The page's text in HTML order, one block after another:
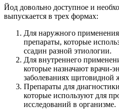
Йод довольно доступное и
выпускается в трех формах:
Для наружного
препараты, которые
ссадин разной этиологии.
Для внутреннего
которые назначают врачи-
заболеваниях щитовидной
Препараты для
которые используют для
исследований в организме.